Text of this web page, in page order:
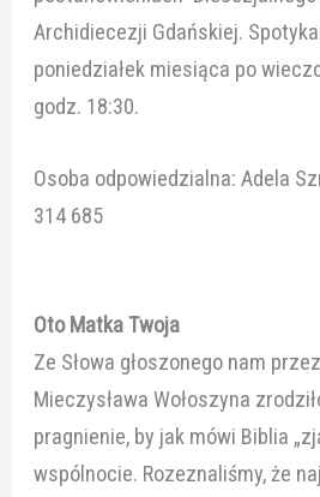
Archidiecezji Gdańskiej.
poniedziałek miesiąca po
godz. 18:30.
Osoba odpowiedzialna: Adela
314 685
Oto Matka Twoja
Ze Słowa głoszonego nam
Mieczysława Wołoszyna
pragnienie, by jak mówi Biblia
wspólnocie. Rozeznaliśmy, że